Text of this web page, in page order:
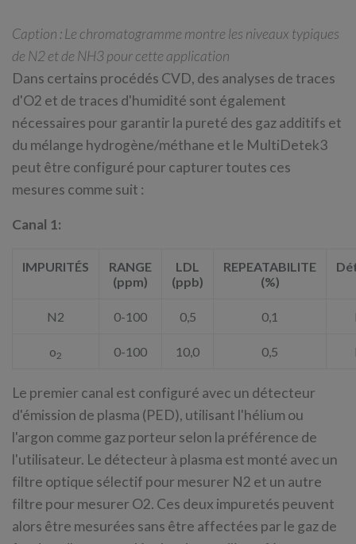
Caption : Le chromatogramme montre les niveaux typiques
de N2 et de NH3 pour cette application
Dans certains procédés CVD, des analyses de traces
d'O2 et de traces d'humidité sont également
nécessaires pour garantir la pureté des gaz additifs et
du mélange hydrogène/méthane et le MultiDetek3
peut être configuré pour capturer toutes ces
mesures comme suit :
Canal 1:
IMPURITÉS
RANGE
(ppm)
LDL
(ppb)
REPEATABILITE
(%)
N2 0-100 0,5 0,1
o2 0-100 10,0 0,5
Le premier canal est configuré avec un détecteur
d'émission de plasma (PED), utilisant l'hélium ou
l'argon comme gaz porteur selon la préférence de
l'utilisateur. Le détecteur à plasma est monté avec un
filtre optique sélectif pour mesurer N2 et un autre
filtre pour mesurer O2. Ces deux impuretés peuvent
alors être mesurées sans être affectées par le gaz de